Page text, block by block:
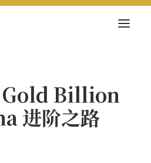
Gold Billion
进阶之路